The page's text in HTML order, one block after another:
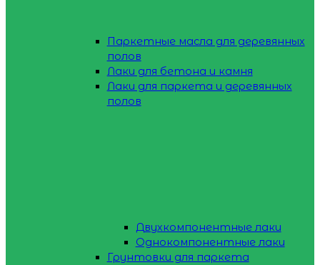
Паркетные масла для деревянных
полов
Лаки для бетона и камня
Лаки для паркета и деревянных
полов
Двухкомпонентные лаки
Однокомпонентные лаки
Грунтовки для паркета